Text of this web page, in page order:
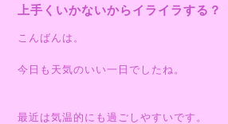
上手くいかないからイライラする？
こんばんは。
今日も天気のいい一日でしたね。
最近は気温的にも過ごしやすいです。